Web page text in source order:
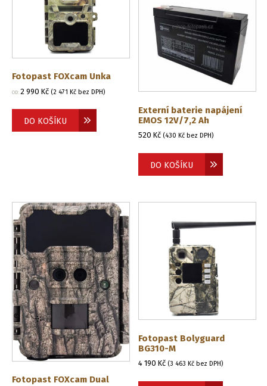
Fotopast FOXcam Unka
OD: 2 990 Kč (2 471 Kč bez DPH)
DO KOŠÍKU
Externí baterie napájení
EMOS 12V/7,2 Ah
520Kč (430 Kč bez DPH)
DO KOŠÍKU
Fotopast FOXcam Dual
Fotopast Bolyguard
BG310-M
4 190Kč (3 463 Kč bez DPH)